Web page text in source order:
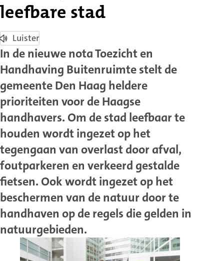
leefbare stad
Luister
In de nieuwe nota Toezicht en
Handhaving Buitenruimte stelt de
gemeente Den Haag heldere
prioriteiten voor de Haagse
handhavers. Om de stad leefbaar te
houden wordt ingezet op het
tegengaan van overlast door afval,
foutparkeren en verkeerd gestalde
fietsen. Ook wordt ingezet op het
beschermen van de natuur door te
handhaven op de regels die gelden in
natuurgebieden.